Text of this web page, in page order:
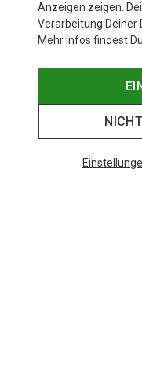
Anzeigen zeigen.
Verarbeitung Deiner
Mehr Infos findest